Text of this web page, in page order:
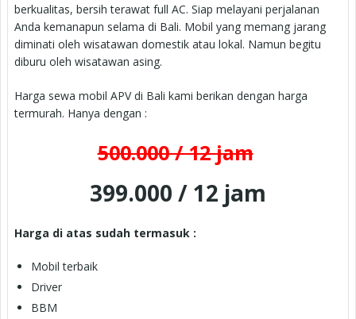
berkualitas, bersih terawat full AC. Siap melayani perjalanan
Anda kemanapun selama di Bali. Mobil yang memang jarang
diminati oleh wisatawan domestik atau lokal. Namun begitu
diburu oleh wisatawan asing.
Harga sewa mobil APV di Bali kami berikan dengan harga
termurah. Hanya dengan :
500.000 / 12 jam
399.000 / 12 jam
Harga di atas sudah termasuk :
Mobil terbaik
Driver
BBM